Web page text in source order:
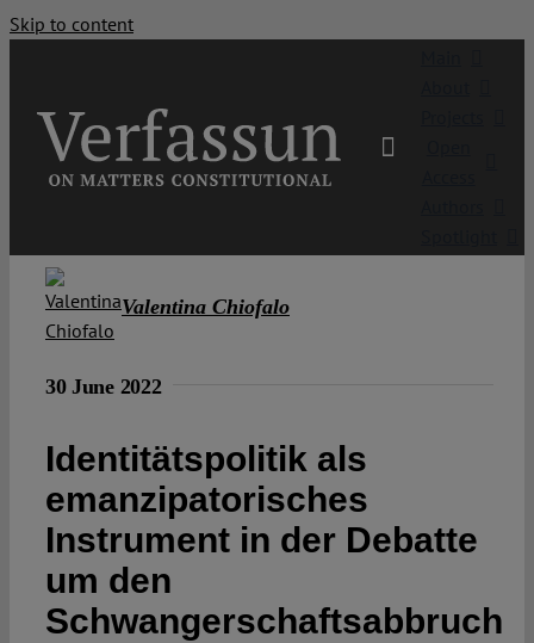
Skip to content
Valentina Chiofalo
30 June 2022
Identitätspolitik als
emanzipatorisches
Instrument in der Debatte
um den
Schwangerschaftsabbruch